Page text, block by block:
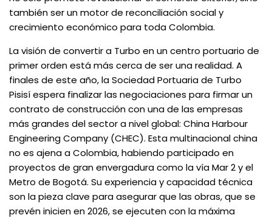
también ser un motor de reconciliación social y
crecimiento económico para toda Colombia.
La visión de convertir a Turbo en un centro portuario de
primer orden está más cerca de ser una realidad. A
finales de este año, la Sociedad Portuaria de Turbo
Pisisí espera finalizar las negociaciones para firmar un
contrato de construcción con una de las empresas
más grandes del sector a nivel global: China Harbour
Engineering Company (CHEC). Esta multinacional china
no es ajena a Colombia, habiendo participado en
proyectos de gran envergadura como la vía Mar 2 y el
Metro de Bogotá. Su experiencia y capacidad técnica
son la pieza clave para asegurar que las obras, que se
prevén inicien en 2026, se ejecuten con la máxima